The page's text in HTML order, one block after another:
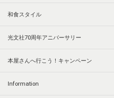
和食スタイル
光文社70周年アニバーサリー
本屋さんへ行こう！キャンペーン
Information